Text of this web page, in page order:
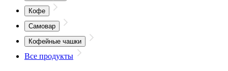
Кофе
Самовар
Кофейные чашки
Все продукты